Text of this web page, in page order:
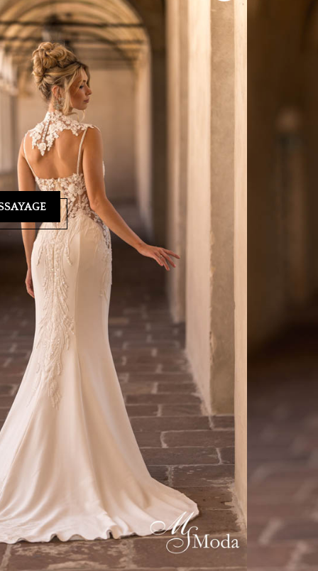
modèle d’exception signéMS Moda
faire artisanal et détails raffinés pour sublimer
? Notre équipe se tient à votre écoute au
vous personnalisé et vous guider vers la
CONSEILS RETOUCHES